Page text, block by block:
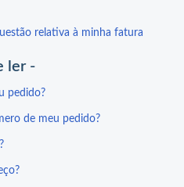
relativa à minha fatura
ler -
pedido?
de meu pedido?